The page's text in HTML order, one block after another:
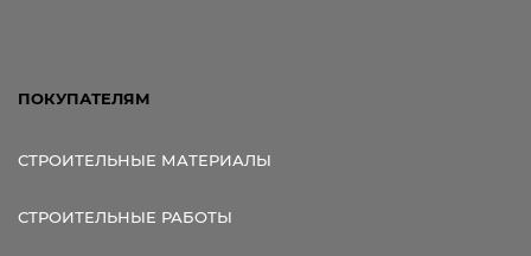
ПОКУПАТЕЛЯМ
СТРОИТЕЛЬНЫЕ МАТЕРИАЛЫ
СТРОИТЕЛЬНЫЕ РАБОТЫ